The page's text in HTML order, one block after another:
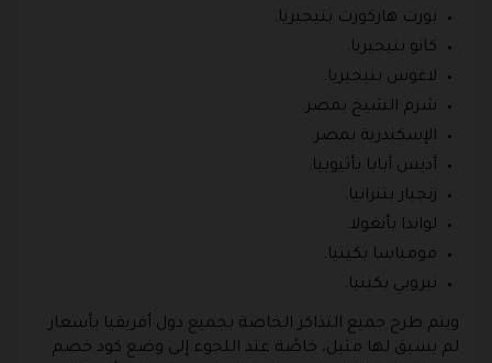
بورت هاركورت بنيجيريا.
كانو بنيجيريا.
لاغوس بنيجيريا.
شرم الشيخ بمصر.
الإسكندرية بمصر.
أديس أبابا بأثيوبيا.
زنجبار بتنزانيا.
لواندا بأنغولا.
مومباسا بكينيا.
نيروبي بكينيا.
ويتم طرح جميع التذاكر الخاصة بجميع دول أفريقيا بأسعار
لم يسبق لها مثيل، خاصًة عند اللجوء إلى وضع كود خصم